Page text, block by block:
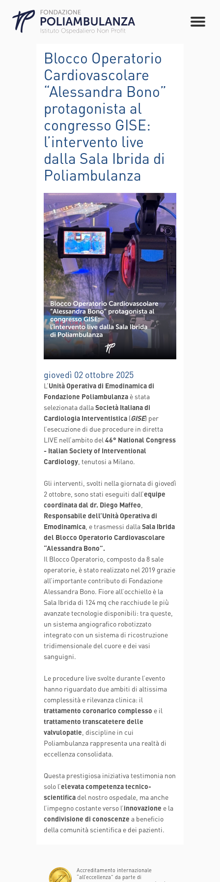
Blocco Operatorio
Cardiovascolare
“Alessandra Bono”
protagonista al
congresso GISE:
l’intervento live
dalla Sala Ibrida di
Poliambulanza
giovedì 02 ottobre 2025
L’Unità Operativa di Emodinamica di
Fondazione Poliambulanza è stata
selezionata dallaSocietà Italiana di
Cardiologia Interventistica (GISE) per
l’esecuzione di due procedure in diretta
LIVE nell’ambito del 46° National Congress
- Italian Society of Interventional
Cardiology , tenutosi a Milano.
Gli interventi, svolti nella giornata di giovedì
2 ottobre, sono stati eseguiti dall’equipe
coordinata dal dr. Diego Maffeo
Responsabile dell’Unità Operativa di
Emodinamica , e trasmessi dallaSala Ibrida
del Blocco Operatorio Cardiovascolare
“Alessandra Bono”.
Il Blocco Operatorio, composto da 8 sale
operatorie, è stato realizzato nel 2019 grazie
all’importante contributo di Fondazione
Alessandra Bono. Fiore all’occhiello è la
Sala Ibrida di 124 mq che racchiude le più
avanzate tecnologie disponibili: tra queste,
un sistema angiografico robotizzato
integrato con un sistema di ricostruzione
tridimensionale del cuore e dei vasi
sanguigni.
Le procedure live svolte durante l’evento
hanno riguardato due ambiti di altissima
complessità e rilevanza clinica: il
trattamento coronarico complesso e il
trattamento transcatetere delle
valvulopatie , discipline in cui
Poliambulanza rappresenta una realtà di
eccellenza consolidata.
Questa prestigiosa iniziativa testimonia non
solo l’elevata competenza tecnico-
scientifica del nostro ospedale, ma anche
l’impegno costante verso l’innovazione e la
condivisione di conoscenze a beneficio
della comunità scientifica e dei pazienti.
Accreditamento internazionale
“all’eccellenza” da parte di